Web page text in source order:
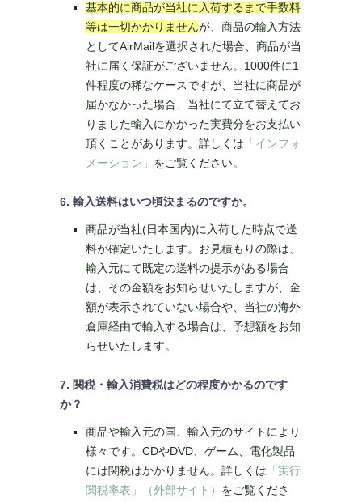
基本的に商品が当社に入荷するまで手数料
等は一切かかりませんが、商品の輸入方法
としてAirMailを選択された場合、商品が当
社に届く保証がございません。1000件に1
件程度の稀なケースですが、当社に商品が
届かなかった場合、当社にて立て替えてお
りました輸入にかかった実費分をお支払い
頂くことがあります。詳しくは 「インフォ
メーション」 をご覧ください。
6. 輸入送料はいつ頃決まるのですか。
商品が当社(日本国内)に入荷した時点で送
料が確定いたします。お見積もりの際は、
輸入元にて既定の送料の提示がある場合
は、その金額をお知らせいたしますが、金
額が表示されていない場合や、当社の海外
倉庫経由で輸入する場合は、予想額をお知
らせいたします。
7. 関税・輸入消費税はどの程度かかるのです
か？
商品や輸入元の国、輸入元のサイトにより
様々です。CDやDVD、ゲーム、電化製品
には関税はかかりません。詳しくは 「実行
関税率表」（外部サイト） をご覧くださ